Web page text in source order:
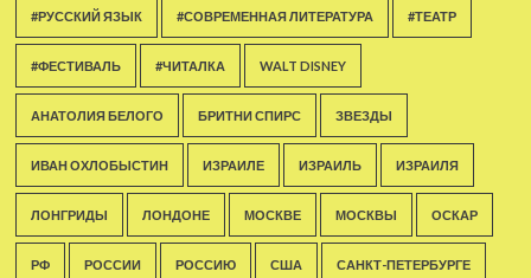
#РУССКИЙ ЯЗЫК #СОВРЕМЕННАЯ ЛИТЕРАТУРА #ТЕАТР
#ФЕСТИВАЛЬ #ЧИТАЛКА WALT DISNEY
АНАТОЛИЯ БЕЛОГО БРИТНИ СПИРС ЗВЕЗДЫ
ИВАН ОХЛОБЫСТИН ИЗРАИЛЕ ИЗРАИЛЬ ИЗРАИЛЯ
ЛОНГРИДЫ ЛОНДОНЕ МОСКВЕ МОСКВЫ ОСКАР
РФ РОССИИ РОССИЮ США САНКТ-ПЕТЕРБУРГЕ